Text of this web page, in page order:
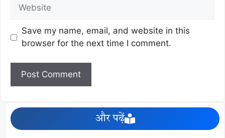
Save my name, email, and website in this
browser for the next time I comment.
और पढ़ें